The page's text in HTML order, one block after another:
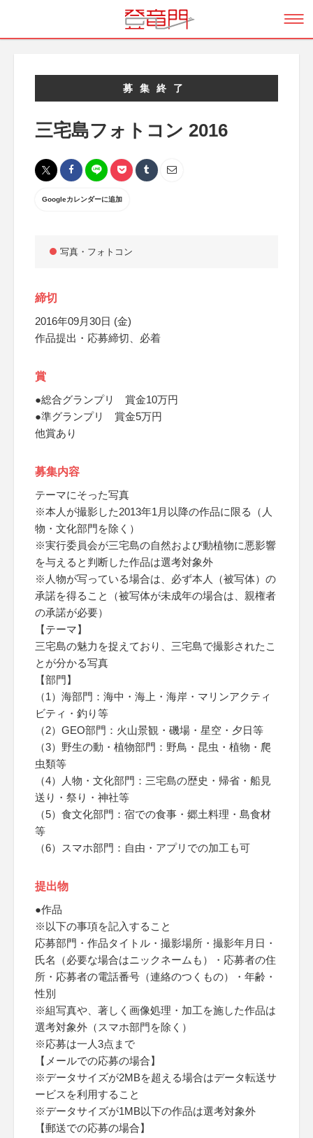
募集終了
三宅島フォトコン 2016
Googleカレンダーに追加
写真・フォトコン
締切
2016年09月30日 (金)
作品提出・応募締切、必着
賞
●総合グランプリ 賞金10万円
●準グランプリ 賞金5万円
他賞あり
募集内容
テーマにそった写真
※本人が撮影した2013年1月以降の作品に限る（人
物・文化部門を除く）
※実行委員会が三宅島の自然および動植物に悪影響
を与えると判断した作品は選考対象外
※人物が写っている場合は、必ず本人（被写体）の
承諾を得ること（被写体が未成年の場合は、親権者
の承諾が必要）
【テーマ】
三宅島の魅力を捉えており、三宅島で撮影されたこ
とが分かる写真
【部門】
（1）海部門：海中・海上・海岸・マリンアクティ
ビティ・釣り等
（2）GEO部門：火山景観・磯場・星空・夕日等
（3）野生の動・植物部門：野鳥・昆虫・植物・爬
虫類等
（4）人物・文化部門：三宅島の歴史・帰省・船見
送り・祭り・神社等
（5）食文化部門：宿での食事・郷土料理・島食材
等
（6）スマホ部門：自由・アプリでの加工も可
提出物
●作品
※以下の事項を記入すること
応募部門・作品タイトル・撮影場所・撮影年月日・
氏名（必要な場合はニックネームも）・応募者の住
所・応募者の電話番号（連絡のつくもの）・年齢・
性別
※組写真や、著しく画像処理・加工を施した作品は
選考対象外（スマホ部門を除く）
※応募は一人3点まで
【メールでの応募の場合】
※データサイズが2MBを超える場合はデータ転送サ
ービスを利用すること
※データサイズが1MB以下の作品は選考対象外
【郵送での応募の場合】